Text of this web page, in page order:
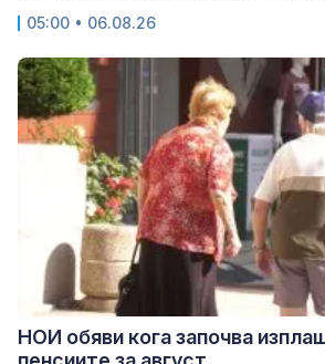
05:00 • 06.08.26
НОИ обяви кога започва